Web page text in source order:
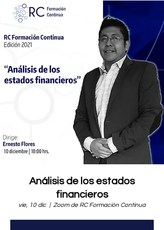
Análisis de los estados
financieros
vie, 10 dic
  |
Zoom de RC Formación Continua